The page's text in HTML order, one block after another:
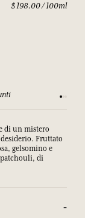
$ 198.00 / 100ml
di un mistero
Fruttato
gelsomino e
di